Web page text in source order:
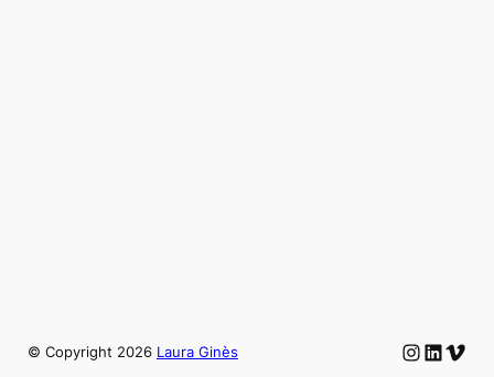
© Copyright 2026 Laura Ginès Instagram
LinkedIn